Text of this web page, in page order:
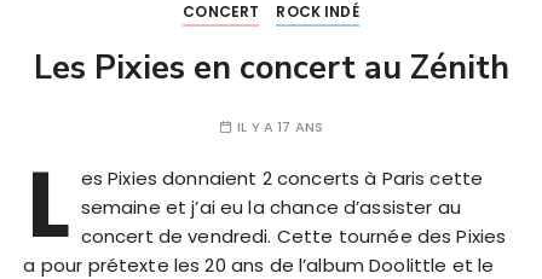
CONCERT ROCK INDÉ
Les Pixies en concert au Zénith
IL Y A 17 ANS
L es Pixies donnaient 2 concerts à Paris cette
semaine et j’ai eu la chance d’assister au
concert de vendredi. Cette tournée des Pixies
a pour prétexte les 20 ans de l’album Doolittle et le